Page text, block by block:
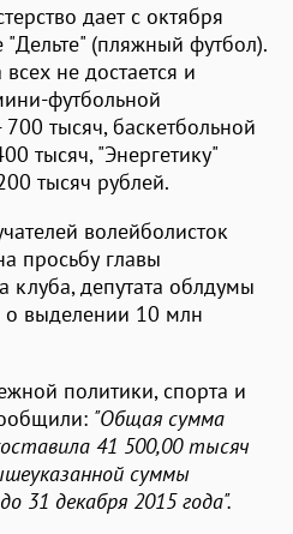
дает с октября
(пляжный футбол).
не достается и
футбольной
тысяч, баскетбольной
тысяч, "Энергетику"
тысяч рублей.
волейболисток
просьбу главы
клуба, депутата облдумы
о выделении 10 млн
политики, спорта и
"Общая сумма
41 500,00 тысяч
суммы
31 декабря 2015 года".